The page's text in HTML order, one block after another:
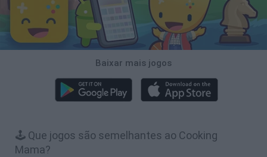
Baixar mais jogos
🕹️ Que jogos são semelhantes ao Cooking
Mama?